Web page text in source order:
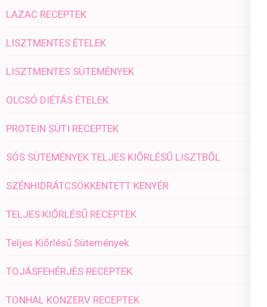
LAZAC RECEPTEK
LISZTMENTES ÉTELEK
LISZTMENTES SÜTEMÉNYEK
OLCSÓ DIÉTÁS ÉTELEK
PROTEIN SÜTI RECEPTEK
SÓS SÜTEMÉNYEK TELJES KIŐRLÉSŰ LISZTBŐL
SZÉNHIDRÁTCSÖKKENTETT KENYÉR
TELJES KIŐRLÉSŰ RECEPTEK
Teljes Kiőrlésű Sütemények
TOJÁSFEHÉRJÉS RECEPTEK
TONHAL KONZERV RECEPTEK